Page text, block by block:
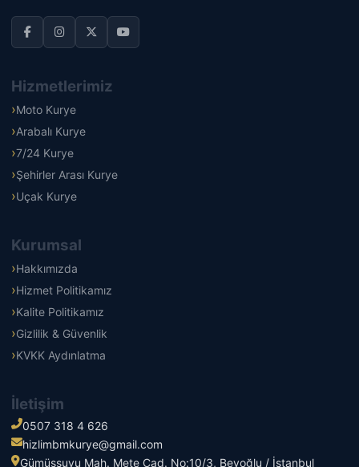
Hizmetlerimiz
Moto Kurye
Arabalı Kurye
7/24 Kurye
Şehirler Arası Kurye
Uçak Kurye
Kurumsal
Hakkımızda
Hizmet Politikamız
Kalite Politikamız
Gizlilik & Güvenlik
KVKK Aydınlatma
İletişim
0507 318 4 626
hizlimbmkurye@gmail.com
Gümüşsuyu Mah. Mete Cad. No:10/3, Beyoğlu / İstanbul